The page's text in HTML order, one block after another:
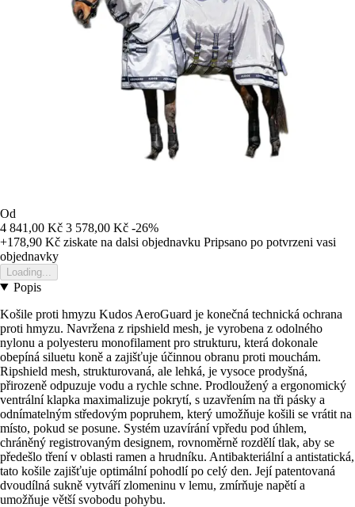
Od
4 841,00 Kč 3 578,00 Kč -26%
+178,90 Kč ziskate na dalsi objednavku Pripsano po potvrzeni vasi
objednavky
Loading...
Popis
Košile proti hmyzu Kudos AeroGuard je konečná technická ochrana
proti hmyzu. Navržena z ripshield mesh, je vyrobena z odolného
nylonu a polyesteru monofilament pro strukturu, která dokonale
obepíná siluetu koně a zajišťuje účinnou obranu proti mouchám.
Ripshield mesh, strukturovaná, ale lehká, je vysoce prodyšná,
přirozeně odpuzuje vodu a rychle schne. Prodloužený a ergonomický
ventrální klapka maximalizuje pokrytí, s uzavřením na tři pásky a
odnímatelným středovým popruhem, který umožňuje košili se vrátit na
místo, pokud se posune. Systém uzavírání vpředu pod úhlem,
chráněný registrovaným designem, rovnoměrně rozdělí tlak, aby se
předešlo tření v oblasti ramen a hrudníku. Antibakteriální a antistatická,
tato košile zajišťuje optimální pohodlí po celý den. Její patentovaná
dvoudílná sukně vytváří zlomeninu v lemu, zmírňuje napětí a
umožňuje větší svobodu pohybu.